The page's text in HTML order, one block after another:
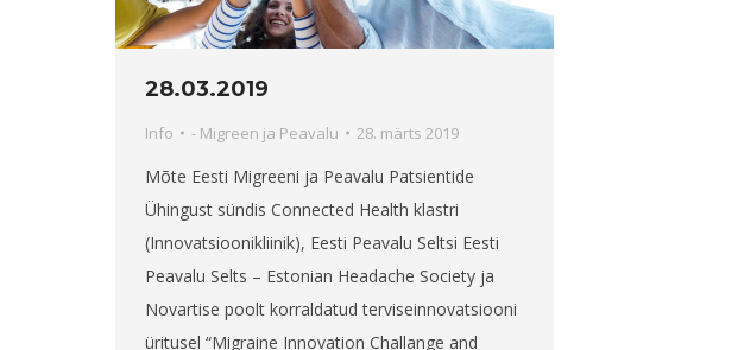
28.03.2019
Info - Migreen ja Peavalu 28. märts 2019
Mõte Eesti Migreeni ja Peavalu Patsientide
Ühingust sündis Connected Health klastri
(Innovatsioonikliinik), Eesti Peavalu Seltsi Eesti
Peavalu Selts – Estonian Headache Society ja
Novartise poolt korraldatud terviseinnovatsiooni
üritusel “Migraine Innovation Challange and